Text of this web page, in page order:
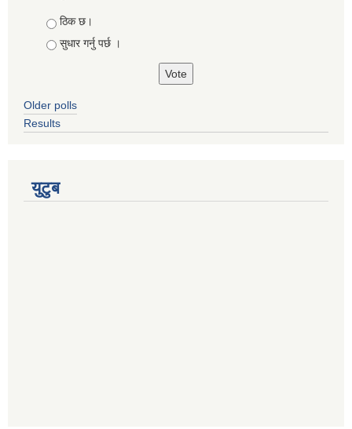
Choices
ठिक छ।
सुधार गर्नु पर्छ ।
Older polls
Results
युटुब